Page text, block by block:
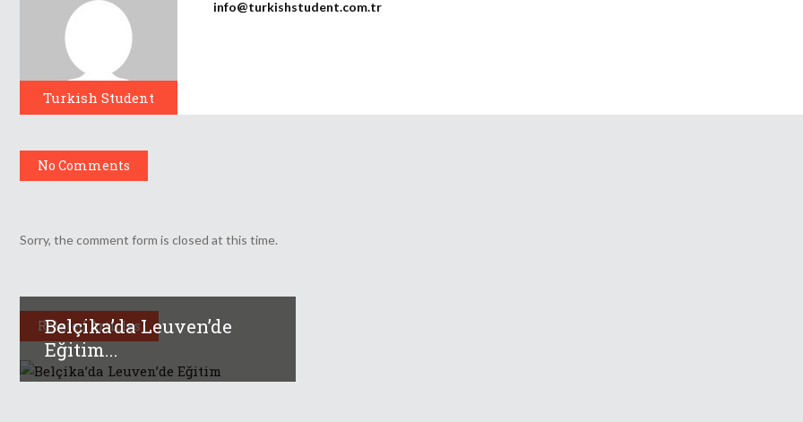
Turkish Student
info@turkishstudent.com.tr
No Comments
Sorry, the comment form is closed at this time.
Related Articles
Belçika’da Leuven’de
Eğitim...